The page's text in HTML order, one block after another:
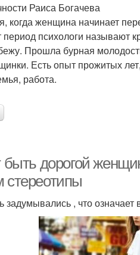
Раиса Богачева
когда женщина начинает
психологи называют
Прошла бурная
Есть опыт прожитых
работа.
быть дорогой
стереотипы
задумывались , что